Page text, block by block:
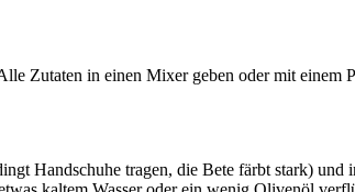
Zutaten in einen Mixer geben oder mit einem
Handschuhe tragen, die Bete färbt stark)